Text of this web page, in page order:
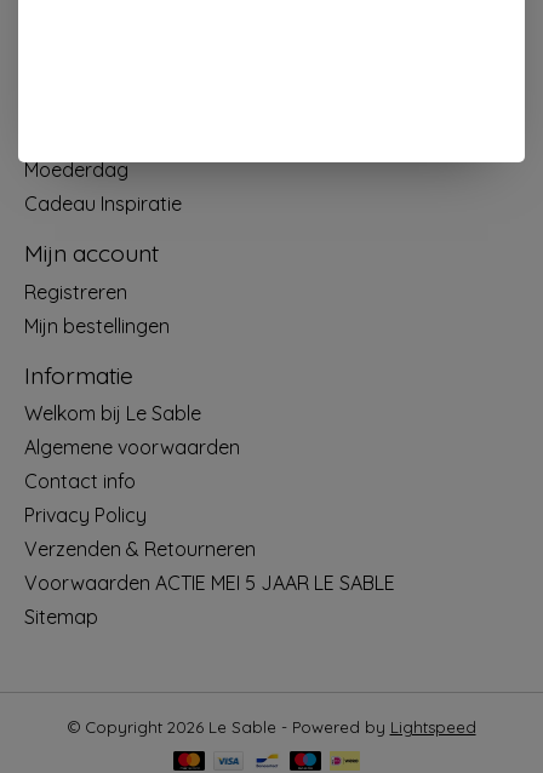
Moederdag
Cadeau Inspiratie
Mijn account
Registreren
Mijn bestellingen
Informatie
Welkom bij Le Sable
Algemene voorwaarden
Contact info
Privacy Policy
Verzenden & Retourneren
Voorwaarden ACTIE MEI 5 JAAR LE SABLE
Sitemap
© Copyright 2026 Le Sable - Powered by Lightspeed